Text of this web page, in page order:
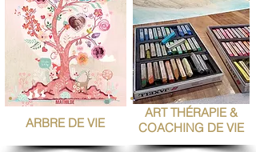
ARBRE DE VIE
ART THÉRAPIE &
COACHING DE VIE